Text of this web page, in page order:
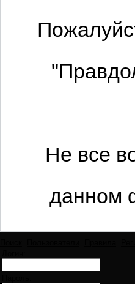
Не все
данном